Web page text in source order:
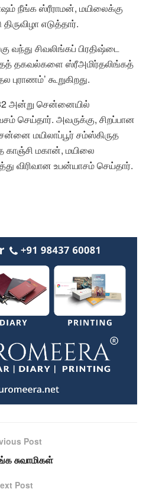
நீங்க ஸ்ரீராமன், மயிலைக்கு
எடுத்தார்.
சிவலிங்கப் பிரதிஷ்டை
தகவல்களை ஸ்ரீஅமிர்தலிங்கத்
புராணம்’ கூறுகிறது.
அன்று சென்னையில்
செய்தார். அவருக்கு, சிறப்பான
மயிலாப்பூர் சம்ஸ்கிருத
காஞ்சி மகான், மயிலை
விரிவான உபன்யாசம் செய்தார்.
Post
சுவாமிகள்
Post